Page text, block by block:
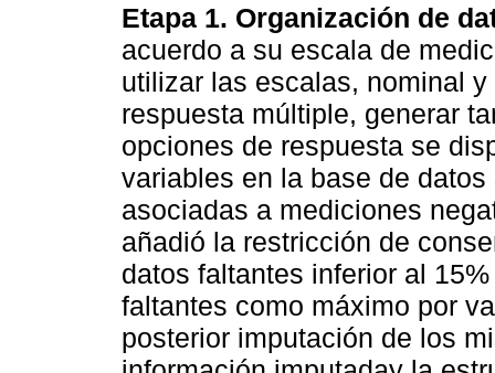
Etapa 1. Organización de
acuerdo a su escala de
utilizar las escalas, nominal
respuesta múltiple, generar
opciones de respuesta se
variables en la base de
asociadas a mediciones
añadió la restricción de
datos faltantes inferior al
faltantes como máximo por
posterior imputación de los